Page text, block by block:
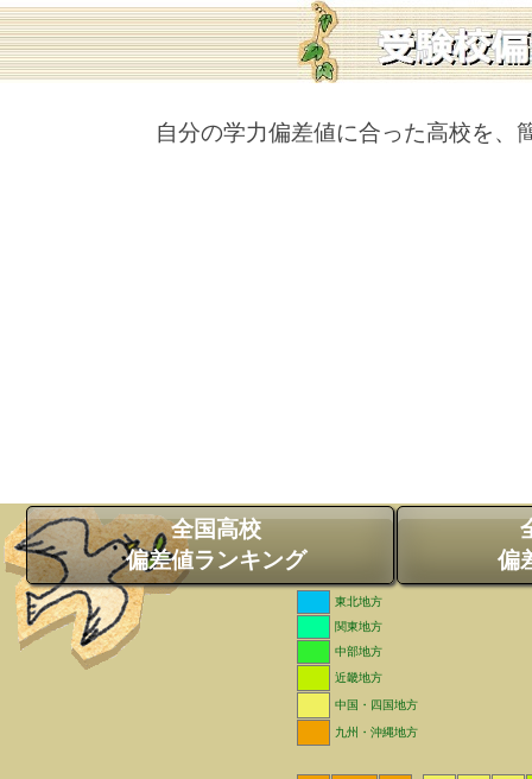
自分の学力偏差値に合った高校を、
全国高校
偏差値ランキング
偏
東北地方
関東地方
中部地方
近畿地方
中国・四国地方
九州・沖縄地方